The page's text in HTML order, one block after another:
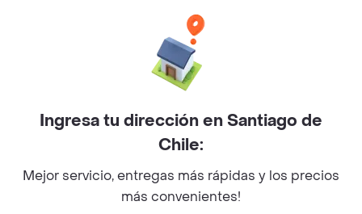
Pide tu comida favorita cerca de ti
Categorías
Únete a Rappi
Ingresa tu dirección en Santiago de
Chile:
Mejor servicio, entregas más rápidas y los precios
más convenientes!